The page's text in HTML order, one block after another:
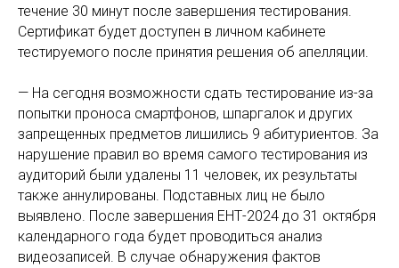
течение 30 минут после завершения тестирования.
Сертификат будет доступен в личном кабинете
тестируемого после принятия решения об апелляции.
— На сегодня возможности сдать тестирование из-за
попытки проноса смартфонов, шпаргалок и других
запрещенных предметов лишились 9 абитуриентов. За
нарушение правил во время самого тестирования из
аудиторий были удалены 11 человек, их результаты
также аннулированы. Подставных лиц не было
выявлено. После завершения ЕНТ-2024 до 31 октября
календарного года будет проводиться анализ
видеозаписей. В случае обнаружения фактов